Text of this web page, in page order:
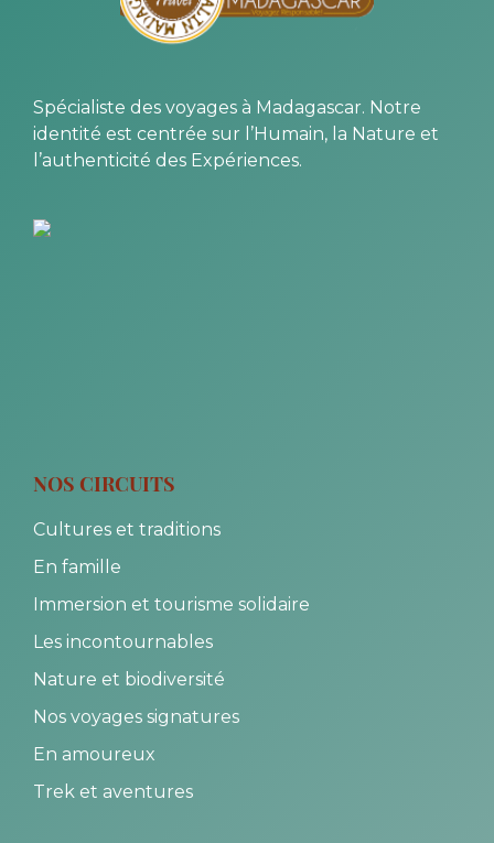
Spécialiste des voyages à Madagascar. Notre
identité est centrée sur l’Humain, la Nature et
l’authenticité des Expériences.
NOS CIRCUITS
Cultures et traditions
En famille
Immersion et tourisme solidaire
Les incontournables
Nature et biodiversité
Nos voyages signatures
En amoureux
Trek et aventures